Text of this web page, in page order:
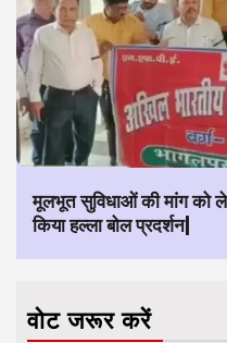
मूलभूत सुविधाओं की मांग को
किया हल्ला बोल प्रदर्शन|
वोट जरूर करें